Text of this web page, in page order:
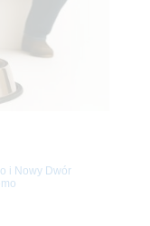
i Nowy Dwór